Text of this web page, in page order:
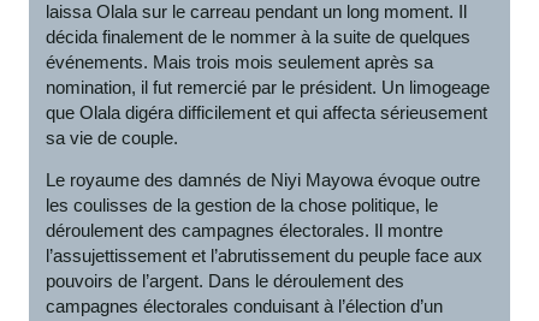
laissa Olala sur le carreau pendant un long moment. Il
décida finalement de le nommer à la suite de quelques
événements. Mais trois mois seulement après sa
nomination, il fut remercié par le président. Un limogeage
que Olala digéra difficilement et qui affecta sérieusement
sa vie de couple.
Le royaume des damnés de Niyi Mayowa évoque outre
les coulisses de la gestion de la chose politique, le
déroulement des campagnes électorales. Il montre
l’assujettissement et l’abrutissement du peuple face aux
pouvoirs de l’argent. Dans le déroulement des
campagnes électorales conduisant à l’élection d’un